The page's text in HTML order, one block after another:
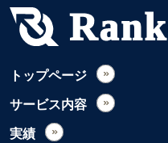
トップページ
サービス内容
実績